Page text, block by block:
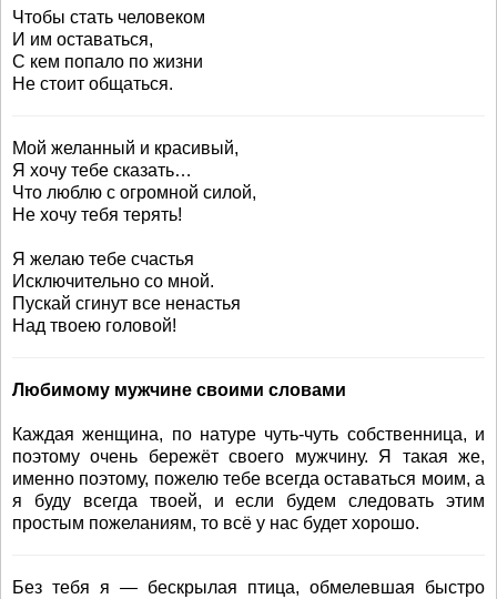
Чтобы стать человеком
И им оставаться,
С кем попало по жизни
Не стоит общаться.
Мой желанный и красивый,
Я хочу тебе сказать…
Что люблю с огромной силой,
Не хочу тебя терять!
Я желаю тебе счастья
Исключительно со мной.
Пускай сгинут все ненастья
Над твоею головой!
Любимому мужчине своими словами
Каждая женщина, по натуре чуть-чуть собственница, и
поэтому очень бережёт своего мужчину. Я такая же,
именно поэтому, пожелю тебе всегда оставаться моим, а
я буду всегда твоей, и если будем следовать этим
простым пожеланиям, то всё у нас будет хорошо.
Без тебя я — бескрылая птица, обмелевшая быстро